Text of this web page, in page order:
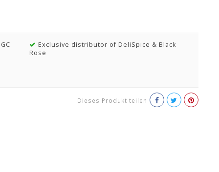
Exclusive distributor of DeliSpice & Black
Rose
Dieses Produkt teilen